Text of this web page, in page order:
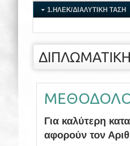
1.ΗΛΕΚ/ΔΙΑΛΥΤΙΚΗ ΤΑΣΗ
Για καλύτερη
αφορούν τον